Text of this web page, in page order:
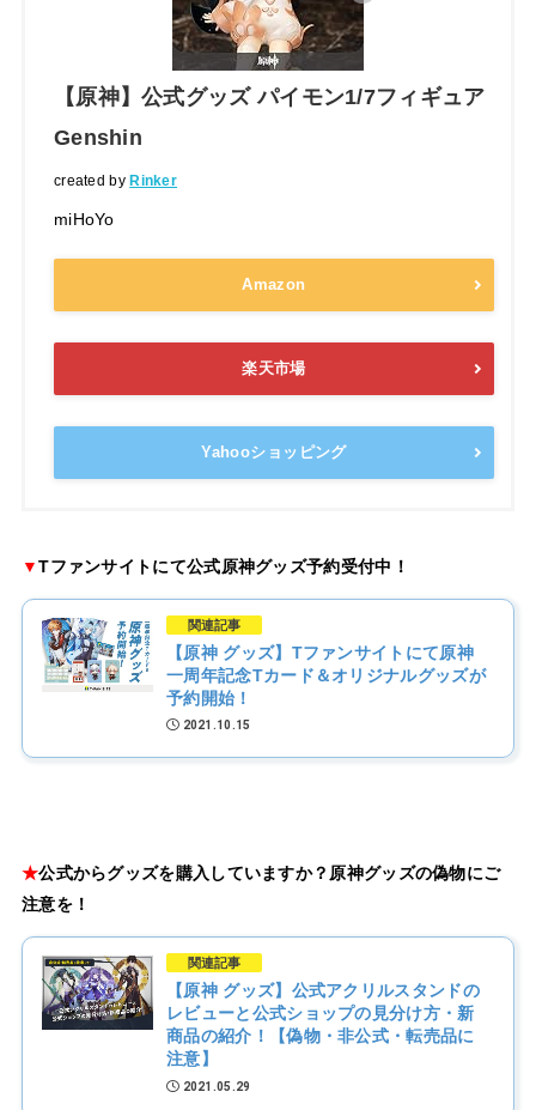
【原神】公式グッズ パイモン1/7フィギュア
Genshin
created byRinker
miHoYo
Amazon
楽天市場
Yahooショッピング
▼Tファンサイトにて公式原神グッズ予約受付中！
関連記事
【原神 グッズ】Tファンサイトにて原神
一周年記念Tカード＆オリジナルグッズが
予約開始！
2021.10.15
★公式からグッズを購入していますか？原神グッズの偽物にご
注意を！
関連記事
【原神 グッズ】公式アクリルスタンドの
レビューと公式ショップの見分け方・新
商品の紹介！【偽物・非公式・転売品に
注意】
2021.05.29